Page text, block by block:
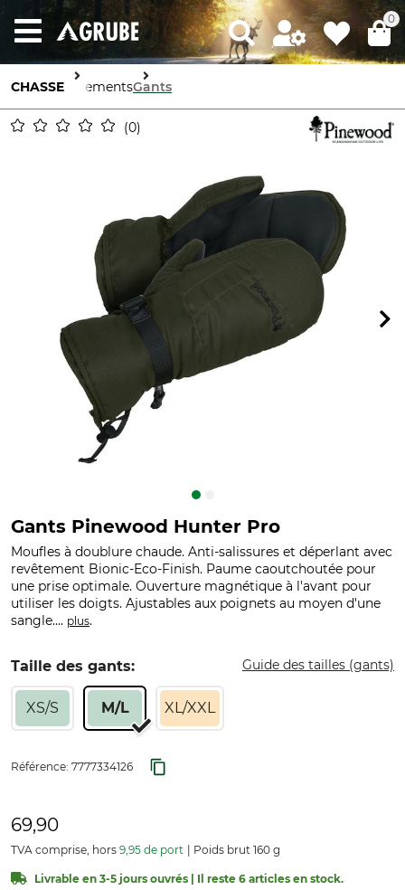
0
CHASSE VêtementsGants
0
Gants Pinewood Hunter Pro
Moufles à doublure chaude. Anti-salissures et déperlant avec
revêtement Bionic-Eco-Finish. Paume caoutchoutée pour
une prise optimale. Ouverture magnétique à l'avant pour
utiliser les doigts. Ajustables aux poignets au moyen d'une
sangle.... plus.
Taille des gants: Guide des tailles (gants)
XS/S M/L XL/XXL
Référence: 7777334126
69,90
TVA comprise, hors 9,95 de port Poids brut 160 g
Livrable en 3-5 jours ouvrés | Il reste 6 articles en stock.